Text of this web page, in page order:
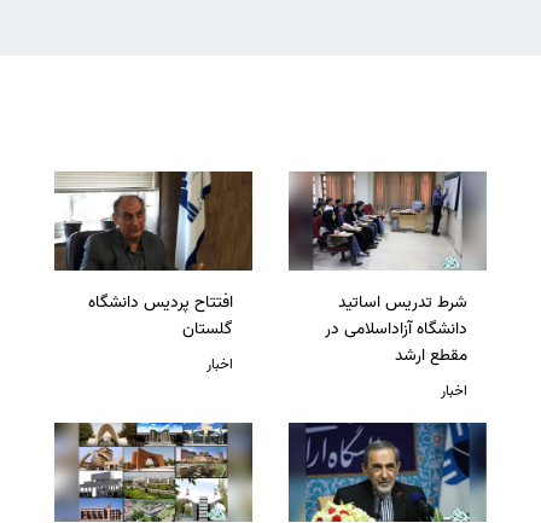
شرط تدریس اساتید
دانشگاه آزاداسلامی در
مقطع ارشد
اخبار
افتتاح پردیس دانشگاه
گلستان
اخبار